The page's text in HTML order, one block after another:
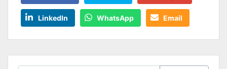
LinkedIn WhatsApp Email